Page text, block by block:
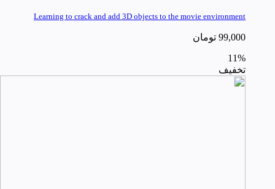
Learning to crack and add 3D objects to the movie environment
99,000 تومان
11%
تخفیف